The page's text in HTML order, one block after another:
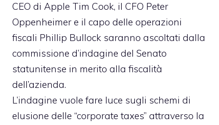
CEO di Apple Tim Cook, il CFO Peter
Oppenheimer e il capo delle operazioni
fiscali Phillip Bullock saranno ascoltati dalla
commissione d’indagine del Senato
statunitense in merito alla fiscalità
dell’azienda.
L’indagine vuole fare luce sugli schemi di
elusione delle “corporate taxes” attraverso la